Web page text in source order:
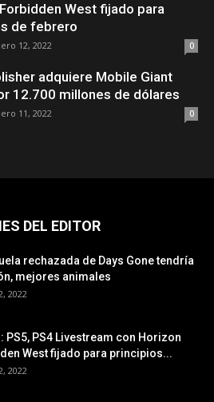
West fijado para
de febrero
12, 2022 0
adquiere Mobile Giant
12.700 millones de dólares
11, 2022 0
DEL EDITOR
rechazada de Days Gone tendría
mejores animales
2022
PS5, PS4 Livestream con Horizon
West fijado para principios...
2022